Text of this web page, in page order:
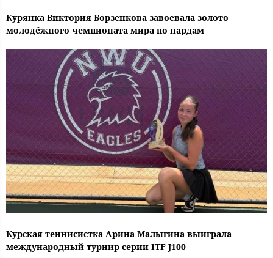
Курянка Виктория Борзенкова завоевала золото
молодёжного чемпионата мира по нардам
Курская теннисистка Арина Малыгина выиграла
международный турнир серии ITF J100